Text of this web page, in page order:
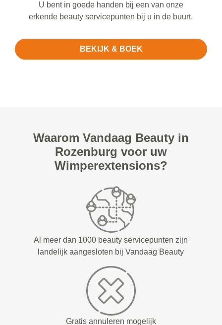
U bent in goede handen bij een van onze
erkende beauty servicepunten bij u in de buurt.
BEKIJK & BOEK
Waarom Vandaag Beauty in
Rozenburg voor uw
Wimperextensions?
Al meer dan 1000 beauty servicepunten zijn
landelijk aangesloten bij Vandaag Beauty
Gratis annuleren mogelijk